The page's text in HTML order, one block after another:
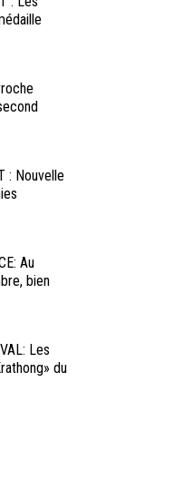
: Nouvelle
Au
bien
Les
du